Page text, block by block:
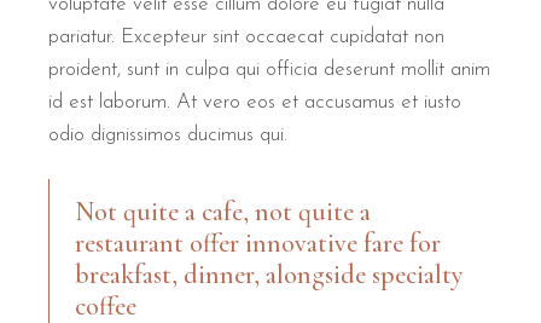
pariatur. Excepteur sint occaecat cupidatat non
proident, sunt in culpa qui officia deserunt mollit anim
id est laborum. At vero eos et accusamus et iusto
odio dignissimos ducimus qui.
Not quite a cafe, not quite a
restaurant offer innovative fare for
breakfast, dinner, alongside specialty
coffee